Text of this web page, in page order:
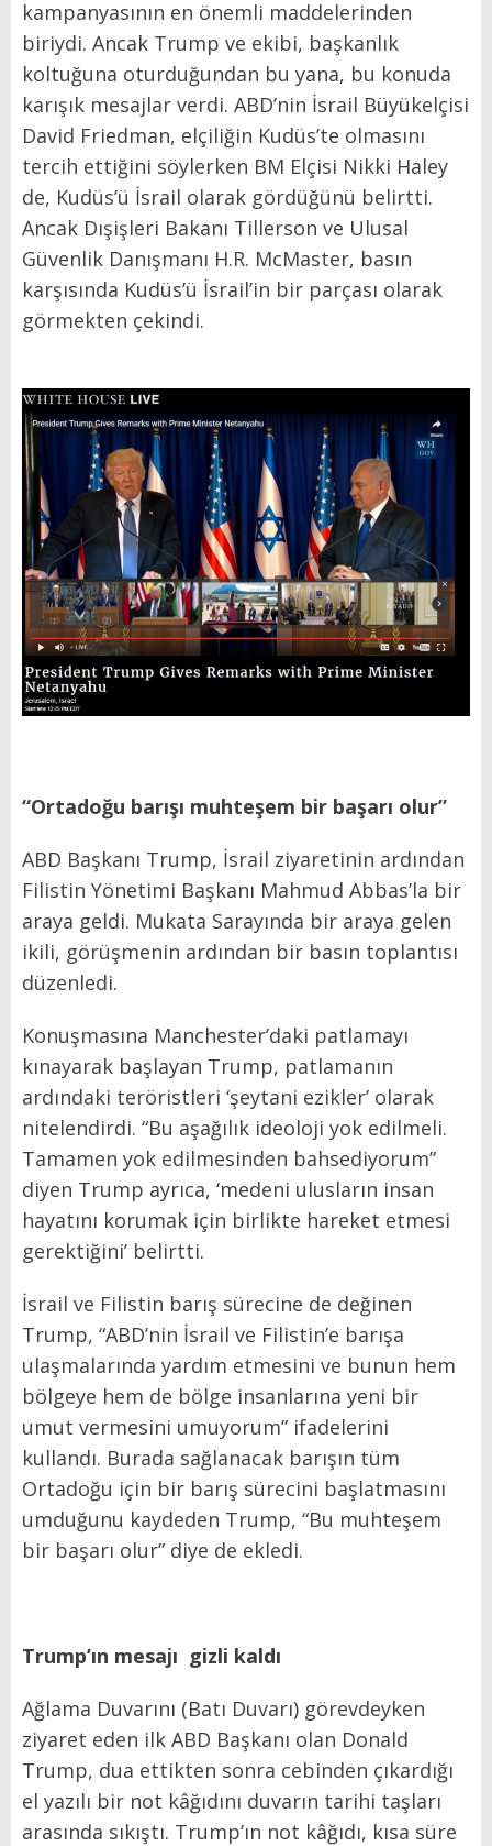
kampanyasının en önemli maddelerinden
biriydi. Ancak Trump ve ekibi, başkanlık
koltuğuna oturduğundan bu yana, bu konuda
karışık mesajlar verdi. ABD’nin İsrail Büyükelçisi
David Friedman, elçiliğin Kudüs’te olmasını
tercih ettiğini söylerken BM Elçisi Nikki Haley
de, Kudüs’ü İsrail olarak gördüğünü belirtti.
Ancak Dışişleri Bakanı Tillerson ve Ulusal
Güvenlik Danışmanı H.R. McMaster, basın
karşısında Kudüs’ü İsrail’in bir parçası olarak
görmekten çekindi.
“Ortadoğu barışı muhteşem bir başarı olur”
ABD Başkanı Trump, İsrail ziyaretinin ardından
Filistin Yönetimi Başkanı Mahmud Abbas’la bir
araya geldi. Mukata Sarayında bir araya gelen
ikili, görüşmenin ardından bir basın toplantısı
düzenledi.
Konuşmasına Manchester’daki patlamayı
kınayarak başlayan Trump, patlamanın
ardındaki teröristleri ‘şeytani ezikler’ olarak
nitelendirdi. “Bu aşağılık ideoloji yok edilmeli.
Tamamen yok edilmesinden bahsediyorum”
diyen Trump ayrıca, ‘medeni ulusların insan
hayatını korumak için birlikte hareket etmesi
gerektiğini’ belirtti.
İsrail ve Filistin barış sürecine de değinen
Trump, “ABD’nin İsrail ve Filistin’e barışa
ulaşmalarında yardım etmesini ve bunun hem
bölgeye hem de bölge insanlarına yeni bir
umut vermesini umuyorum” ifadelerini
kullandı. Burada sağlanacak barışın tüm
Ortadoğu için bir barış sürecini başlatmasını
umduğunu kaydeden Trump, “Bu muhteşem
bir başarı olur” diye de ekledi.
Trump’ın mesajı gizli kaldı
Ağlama Duvarını (Batı Duvarı) görevdeyken
ziyaret eden ilk ABD Başkanı olan Donald
Trump, dua ettikten sonra cebinden çıkardığı
el yazılı bir not kâğıdını duvarın tarihi taşları
arasında sıkıştı. Trump’ın not kâğıdı, kısa süre